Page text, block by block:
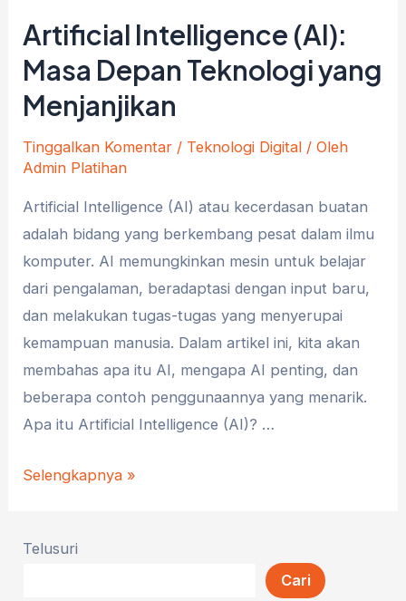
Artificial Intelligence (AI):
Masa Depan Teknologi yang
Menjanjikan
Tinggalkan Komentar / Teknologi Digital / Oleh
Admin Platihan
Artificial Intelligence (AI) atau kecerdasan buatan
adalah bidang yang berkembang pesat dalam ilmu
komputer. AI memungkinkan mesin untuk belajar
dari pengalaman, beradaptasi dengan input baru,
dan melakukan tugas-tugas yang menyerupai
kemampuan manusia. Dalam artikel ini, kita akan
membahas apa itu AI, mengapa AI penting, dan
beberapa contoh penggunaannya yang menarik.
Apa itu Artificial Intelligence (AI)? …
Artificial
Masa
Selengkapnya »
Telusuri
Cari